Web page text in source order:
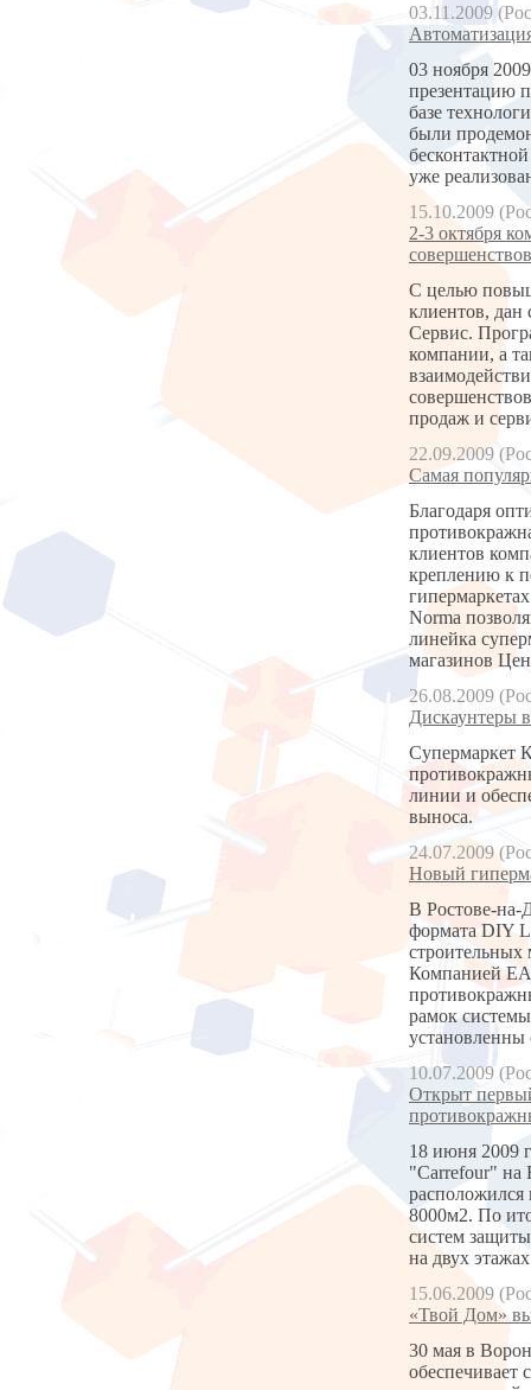
03.11.2009
03 ноября
презентацию
базе
были
уже
15.10.2009
2-3 октября
С целью
клиентов,
Сервис.
компании, а
продаж и
22.09.2009
Самая
Благодаря
клиентов
креплению к
Norma
линейка
магазинов
26.08.2009
Дискаунтеры
Супермаркет
линии и
выноса.
24.07.2009
Новый
В Ростове-на-
формата DIY
строительных
Компанией
рамок
установленны
10.07.2009
Открыт
18 июня 2009
"Carrefour" на
расположился
8000м2. По
систем
на двух
15.06.2009
«Твой Дом»
30 мая в
обеспечивает